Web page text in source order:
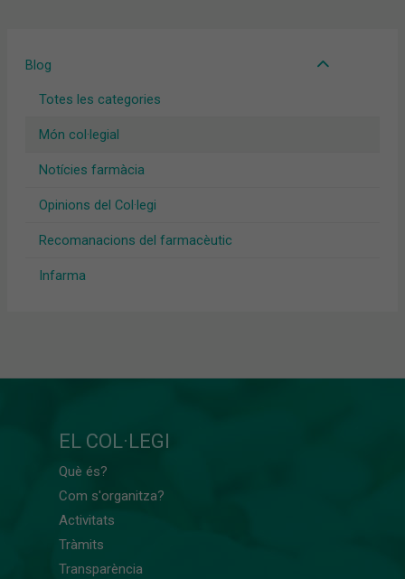
Blog
Totes les categories
Món col·legial
Notícies farmàcia
Opinions del Col·legi
Recomanacions del farmacèutic
Infarma
EL COL·LEGI
Què és?
Com s'organitza?
Activitats
Tràmits
Transparència